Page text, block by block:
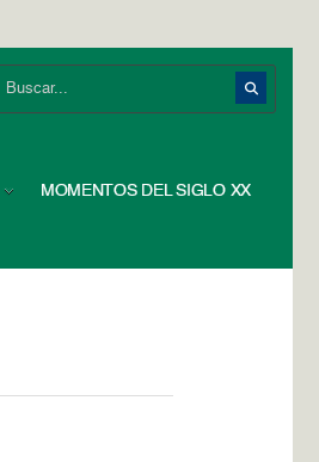
MOMENTOS DEL SIGLO XX